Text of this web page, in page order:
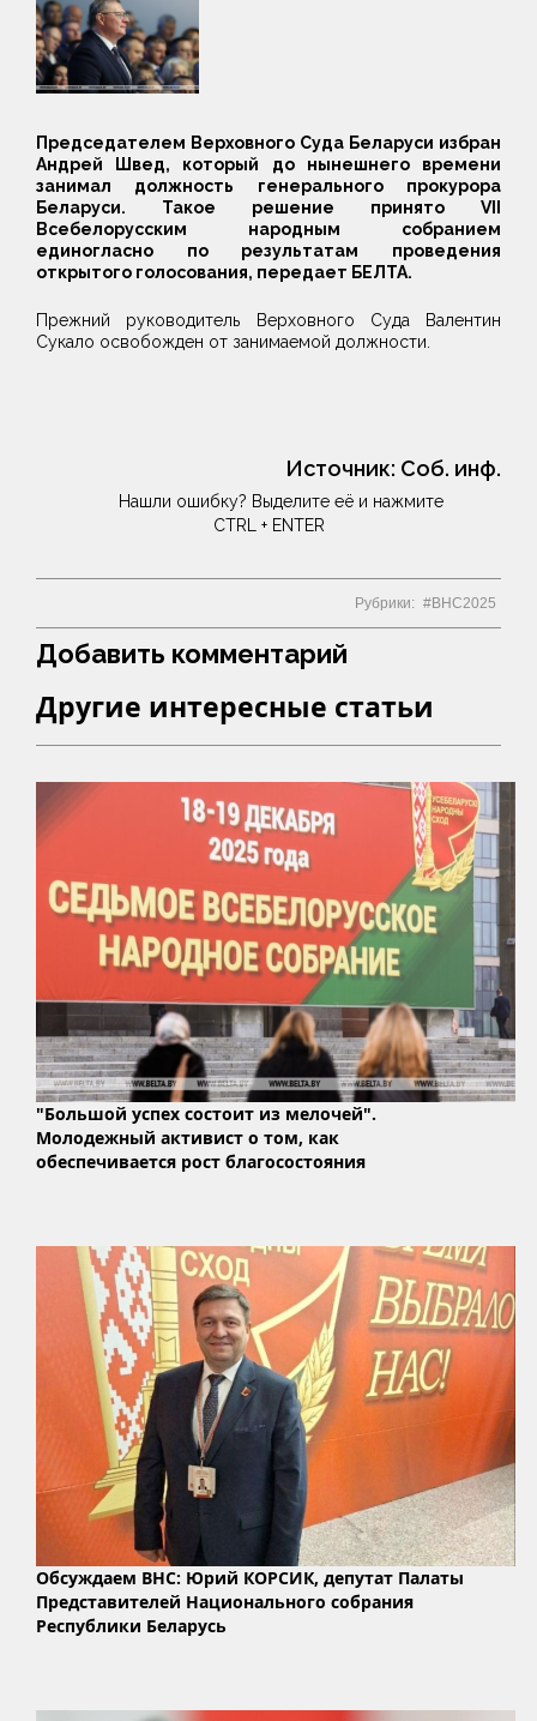
Председателем Верховного Суда Беларуси избран
Андрей Швед, который до нынешнего времени
занимал должность генерального прокурора
Беларуси. Такое решение принято VII
Всебелорусским народным собранием
единогласно по результатам проведения
открытого голосования, передает БЕЛТА.
Прежний руководитель Верховного Суда Валентин
Сукало освобожден от занимаемой должности.
Источник: Соб. инф.
Нашли ошибку? Выделите её и нажмите
CTRL + ENTER
Рубрики: ВНС2025
Добавить комментарий
Другие интересные статьи
"Большой успех состоит из мелочей".
Молодежный активист о том, как
обеспечивается рост благосостояния
Обсуждаем ВНС: Юрий КОРСИК, депутат Палаты
Представителей Национального собрания
Республики Беларусь